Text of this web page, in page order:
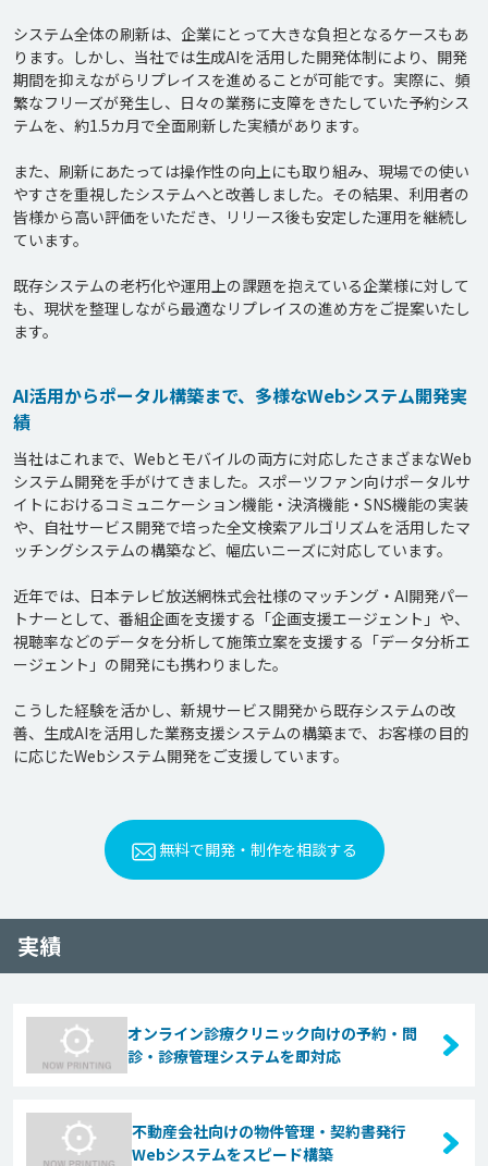
システム全体の刷新は、企業にとって大きな負担となるケースもあ
ります。しかし、当社では生成AIを活用した開発体制により、開発
期間を抑えながらリプレイスを進めることが可能です。実際に、頻
繁なフリーズが発生し、日々の業務に支障をきたしていた予約シス
テムを、約1.5カ月で全面刷新した実績があります。
また、刷新にあたっては操作性の向上にも取り組み、現場での使い
やすさを重視したシステムへと改善しました。その結果、利用者の
皆様から高い評価をいただき、リリース後も安定した運用を継続し
ています。
既存システムの老朽化や運用上の課題を抱えている企業様に対して
も、現状を整理しながら最適なリプレイスの進め方をご提案いたし
AI活用からポータル構築まで、多様なWebシステム開発実
績
当社はこれまで、Webとモバイルの両方に対応したさまざまなWeb
システム開発を手がけてきました。スポーツファン向けポータルサ
イトにおけるコミュニケーション機能・決済機能・SNS機能の実装
や、自社サービス開発で培った全文検索アルゴリズムを活用したマ
ッチングシステムの構築など、幅広いニーズに対応しています。
近年では、日本テレビ放送網株式会社様のマッチング・AI開発パー
トナーとして、番組企画を支援する「企画支援エージェント」や、
視聴率などのデータを分析して施策立案を支援する「データ分析エ
ージェント」の開発にも携わりました。
こうした経験を活かし、新規サービス開発から既存システムの改
善、生成AIを活用した業務支援システムの構築まで、お客様の目的
無料で開発・制作を相談する
実績
オンライン診療クリニック向けの予約・問
診・診療管理システムを即対応
不動産会社向けの物件管理・契約書発行
Webシステムをスピード構築